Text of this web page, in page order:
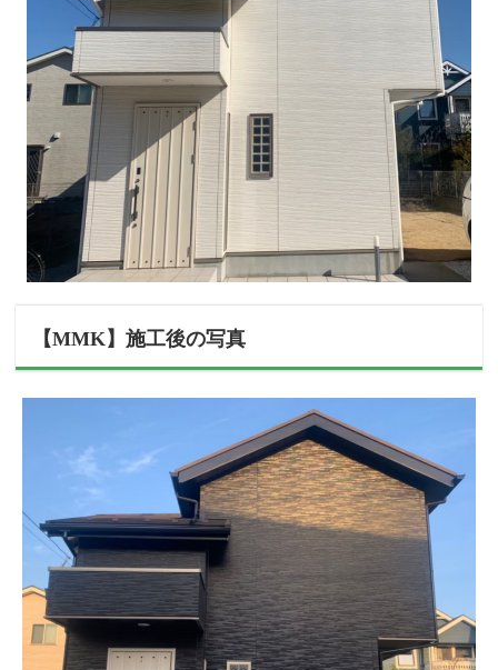
【MMK】施工後の写真